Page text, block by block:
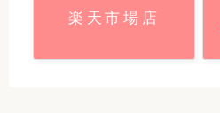
楽天市場店